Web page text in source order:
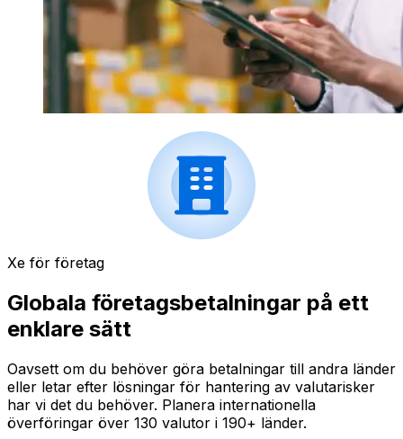
Xe för företag
Globala företagsbetalningar på ett
enklare sätt
Oavsett om du behöver göra betalningar till andra länder
eller letar efter lösningar för hantering av valutarisker
har vi det du behöver. Planera internationella
överföringar över 130 valutor i 190+ länder.